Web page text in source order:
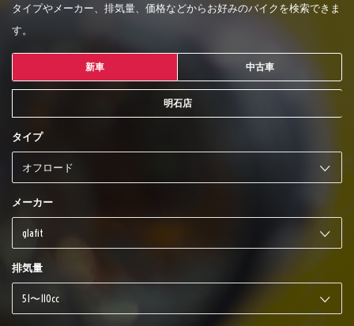
タイプやメーカー、排気量、価格などからお好みのバイクを検索できま
す。
新車 中古車
明石店
タイプ
メーカー
排気量